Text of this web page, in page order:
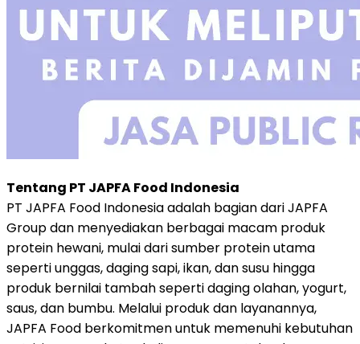
Tentang PT JAPFA Food Indonesia
PT JAPFA Food Indonesia adalah bagian dari JAPFA
Group dan menyediakan berbagai macam produk
protein hewani, mulai dari sumber protein utama
seperti unggas, daging sapi, ikan, dan susu hingga
produk bernilai tambah seperti daging olahan, yogurt,
saus, dan bumbu. Melalui produk dan layanannya,
JAPFA Food berkomitmen untuk memenuhi kebutuhan